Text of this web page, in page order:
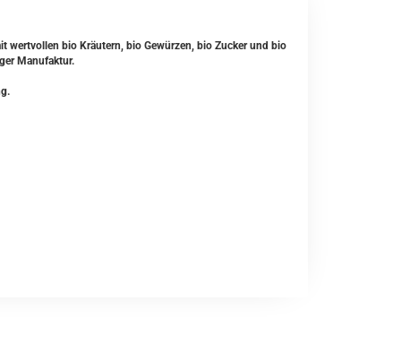
wertvollen bio Kräutern, bio Gewürzen, bio Zucker und bio
Manufaktur.